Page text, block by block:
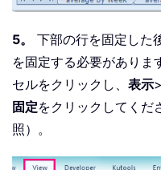
5。
下部の行を固定した
を固定する必要がありま
セルをクリックし、 表示>
固定をクリックしてくだ
照）。